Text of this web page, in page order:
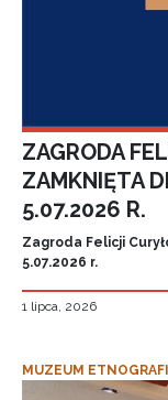
ZAGRODA
ZAMKNIĘTA
5.07.2026 R.
Zagroda Felicji
5.07.2026 r.
1 lipca, 2026
MUZEUM